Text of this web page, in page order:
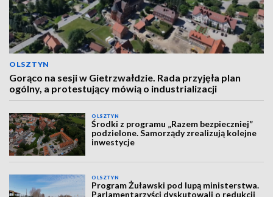
OLSZTYN
Gorąco na sesji w Gietrzwałdzie. Rada przyjęła plan
ogólny, a protestujący mówią o industrializacji
OLSZTYN
Środki z programu „Razem bezpieczniej”
podzielone. Samorządy zrealizują kolejne
inwestycje
OLSZTYN
Program Żuławski pod lupą ministerstwa.
Parlamentarzyści dyskutowali o redukcji